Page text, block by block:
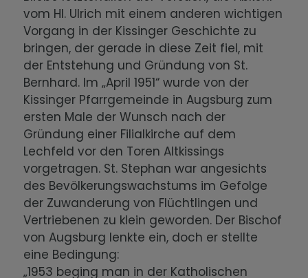
vom Hl. Ulrich mit einem anderen wichtigen
Vorgang in der Kissinger Geschichte zu
bringen, der gerade in diese Zeit fiel, mit
der Entstehung und Gründung von St.
Bernhard. Im „April 1951“ wurde von der
Kissinger Pfarrgemeinde in Augsburg zum
ersten Male der Wunsch nach der
Gründung einer Filialkirche auf dem
Lechfeld vor den Toren Altkissings
vorgetragen. St. Stephan war angesichts
des Bevölkerungswachstums im Gefolge
der Zuwanderung von Flüchtlingen und
Vertriebenen zu klein geworden. Der Bischof
von Augsburg lenkte ein, doch er stellte
eine Bedingung:
„1953 beging man in der Katholischen